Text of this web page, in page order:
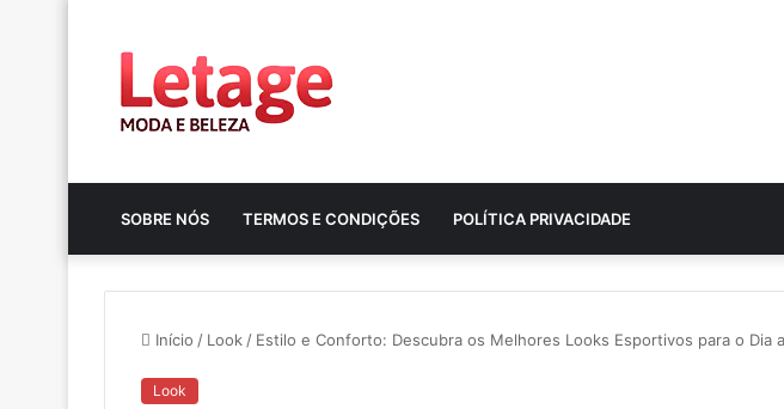
SOBRE NÓS TERMOS E CONDIÇÕES POLÍTICA PRIVACIDADE
Início / Look / Estilo e Conforto: Descubra os Melhores Looks Esportivos para o Dia
Look